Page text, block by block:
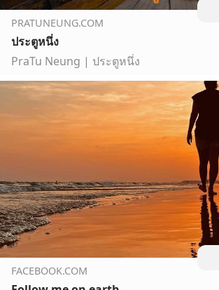
PRATUNEUNG.COM
ประตูหนึ่ง
PraTu Neung | ประตูหนึ่ง
FACEBOOK.COM